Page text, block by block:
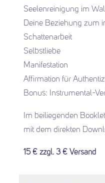
Seelenreinigung im
Deine Beziehung zum
Schattenarbeit
Selbstliebe
Manifestation
Affirmation für
Bonus: Instrumental-
Im beiliegenden
mit dem direkten
15 € zzgl. 3 € Versand